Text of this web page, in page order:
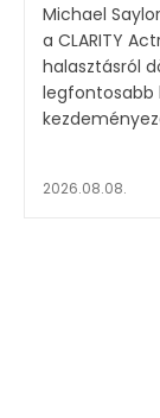
Michael
a CLARITY
halasztásról
legfontosabb
2026.08.08.